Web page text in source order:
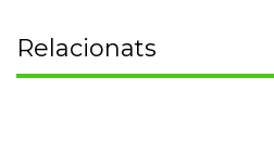
Relacionats